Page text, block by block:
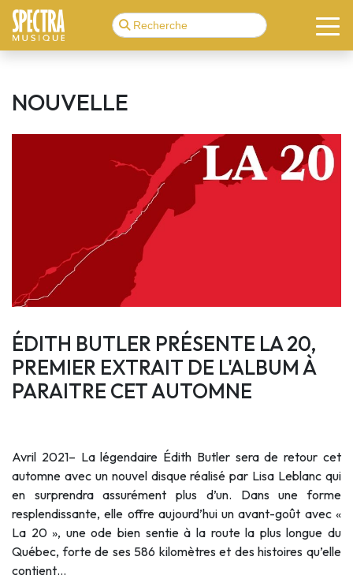
NOUVELLE
ÉDITH BUTLER PRÉSENTE LA 20,
PREMIER EXTRAIT DE L'ALBUM À
PARAITRE CET AUTOMNE
Avril 2021– La légendaire Édith Butlersera de retour cet
automne avec un nouvel disque réalisé par Lisa Leblanc qui
en surprendra assurément plus d’un. Dans une forme
resplendissante, elle offre aujourd’hui un avant-goût avec «
La 20 », une ode bien sentie à la route la plus longue du
Québec, forte de ses 586 kilomètres et des histoires qu’elle
contient…